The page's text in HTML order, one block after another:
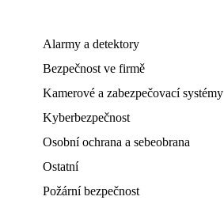
Alarmy a detektory
Bezpečnost ve firmě
Kamerové a zabezpečovací systémy
Kyberbezpečnost
Osobní ochrana a sebeobrana
Ostatní
Požární bezpečnost